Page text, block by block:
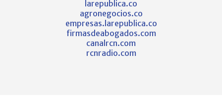
larepublica.co
agronegocios.co
empresas.larepublica.co
firmasdeabogados.com
canalrcn.com
rcnradio.com